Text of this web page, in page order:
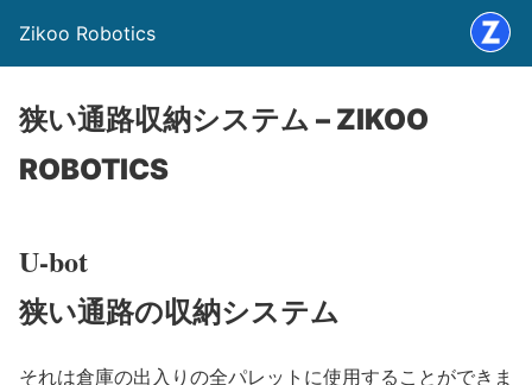
Zikoo Robotics
狭い通路収納システム – ZIKOO
ROBOTICS
U-bot
狭い通路の収納システム
それは倉庫の出入りの全パレットに使用することができま